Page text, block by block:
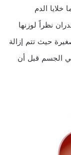
الدم
نظراً لوزنها
حيث تتم إزالة
في الجسم قبل أن